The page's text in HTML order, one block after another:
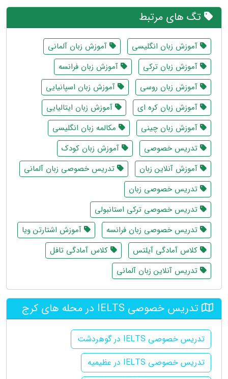
تگ های مرتبط
آموزش زبان انگلیسی
آموزش زبان آلمانی
آموزش زبان ترکی
آموزش زبان فرانسه
آموزش زبان روسی
آموزش زبان اسپانیایی
آموزش زبان کره ای
آموزش زبان ایتالیایی
آموزش زبان چینی
مکالمه زبان انگلیسی
تدریس خصوصی
آموزش زبان کودک
آموزش آنلاین زبان
تدریس خصوصی زبان آلمانی
تدریس خصوصی زبان
تدریس خصوصی ترکی استانبولی
تدریس خصوصی زبان فرانسه
آموزش اشتارتن ویا
کلاس آمادگی آیلتس
کلاس آمادگی تافل
تدریس آنلاین زبان آلمانی
تدریس خصوصی IELTS در محله های کرج
تدریس خصوصی IELTS در گوهردشت
تدریس خصوصی IELTS در عظیمیه